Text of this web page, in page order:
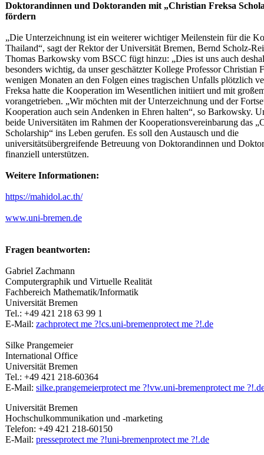
Doktorandinnen und Doktoranden mit „Christian Freksa
fördern
„Die Unterzeichnung ist ein weiterer wichtiger Meilenstein für die
Thailand“, sagt der Rektor der Universität Bremen, Bernd Scholz-
Thomas Barkowsky vom BSCC fügt hinzu: „Dies ist uns auch
besonders wichtig, da unser geschätzter Kollege Professor Christian
wenigen Monaten an den Folgen eines tragischen Unfalls plötzlich
Freksa hatte die Kooperation im Wesentlichen initiiert und mit
vorangetrieben. „Wir möchten mit der Unterzeichnung und der
Kooperation auch sein Andenken in Ehren halten“, so Barkowsky.
beide Universitäten im Rahmen der Kooperationsvereinbarung das
Scholarship“ ins Leben gerufen. Es soll den Austausch und die
universitätsübergreifende Betreuung von Doktorandinnen und
finanziell unterstützen.
Weitere Informationen:
https://mahidol.ac.th/
www.uni-bremen.de
Fragen beantworten:
Gabriel Zachmann
Computergraphik und Virtuelle Realität
Fachbereich Mathematik/Informatik
Universität Bremen
Tel.: +49 421 218 63 99 1
E-Mail: zachprotect me ?!cs.uni-bremenprotect me ?!.de
Silke Prangemeier
International Office
Universität Bremen
Tel.: +49 421 218-60364
E-Mail: silke.prangemeierprotect me ?!vw.uni-bremenprotect me ?!
Universität Bremen
Hochschulkommunikation und -marketing
Telefon: +49 421 218-60150
E-Mail: presseprotect me ?!uni-bremenprotect me ?!.de